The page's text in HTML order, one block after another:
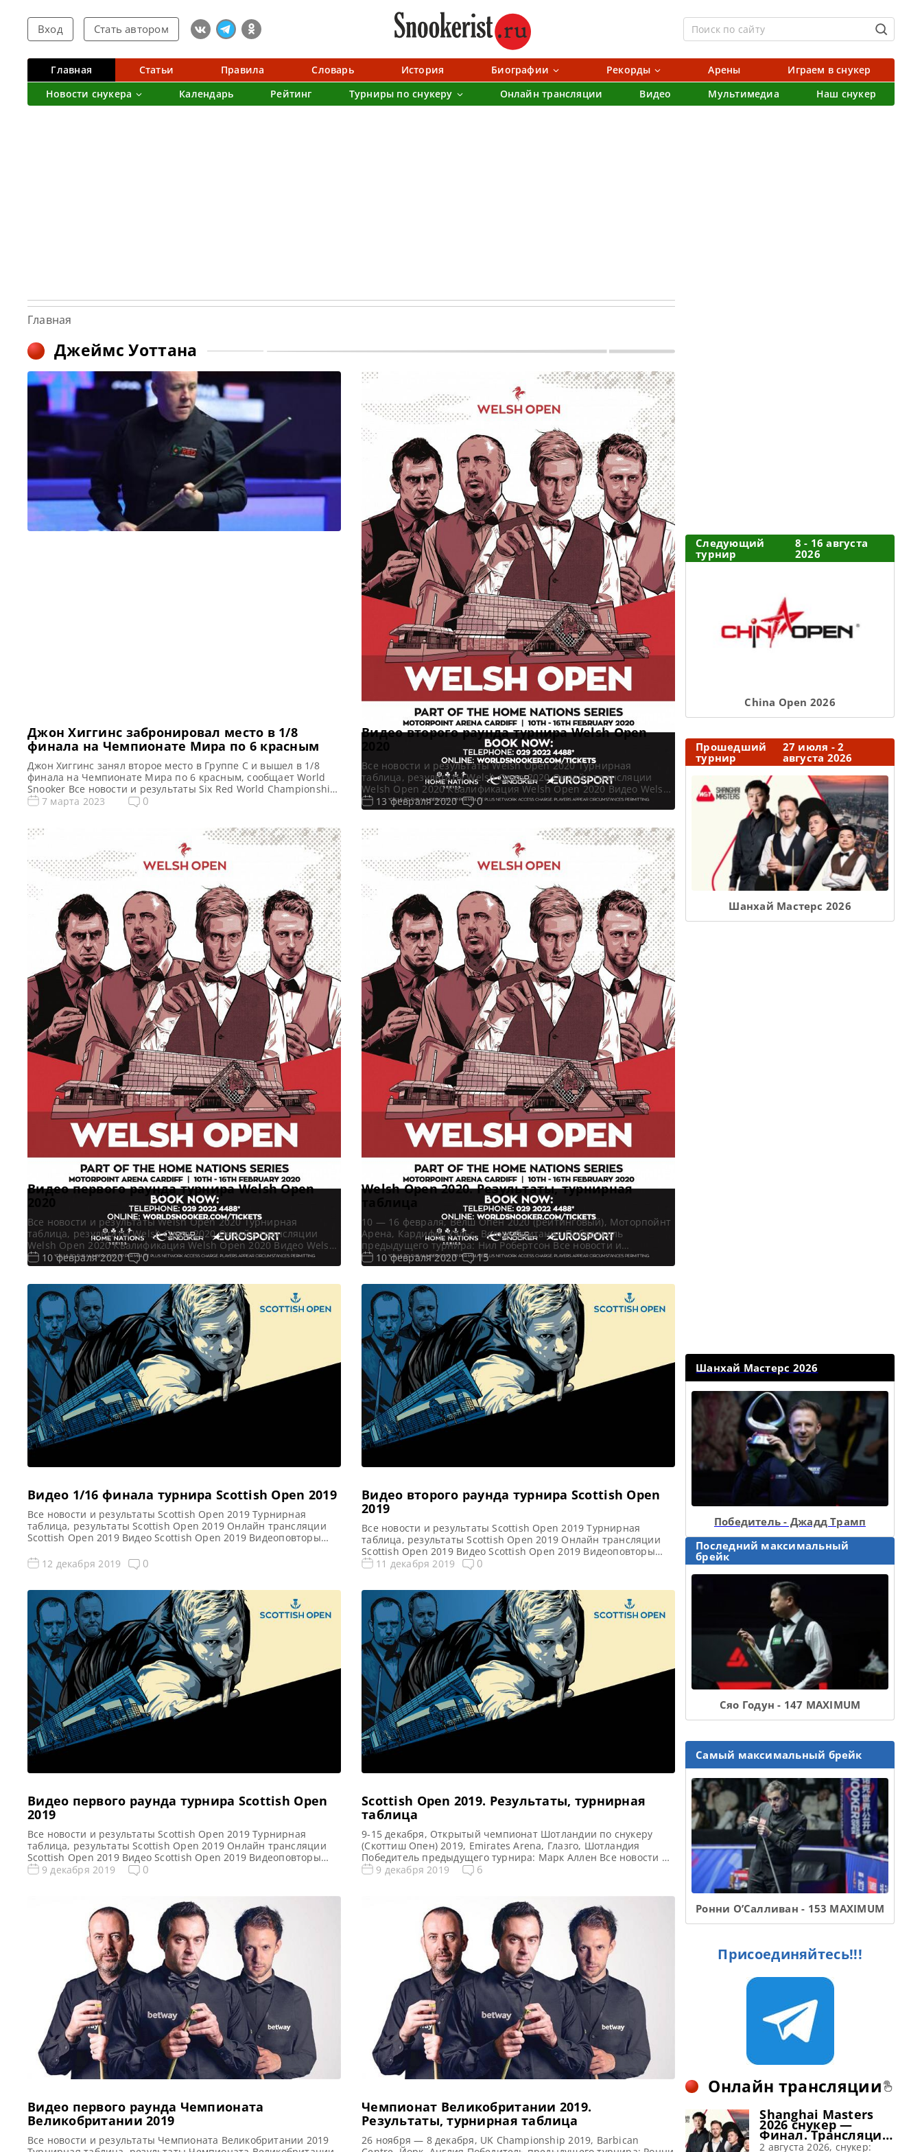
Вход Стать автором
Главная Статьи Правила Словарь История Биографии Рекорды Арены
Играем в снукер
Новости снукера
Календарь Рейтинг Турниры по снукеру Онлайн трансляции Видео Мультимедиа Наш снукер
Главная
Джеймс Уоттана
Джон Хиггинс забронировал место в 1/8
финала на Чемпионате Мира по 6 красным
Джон Хиггинс занял второе место в Группе С и вышел в 1/8
финала на Чемпионате Мира по 6 красным, сообщает World
Snooker Все новости и результаты Six Red World Championship
2023 Квалификация Six Red World Championship 2023 Six Red
Расписание трансляций […]
7 марта 2023 0
Видео второго раунда турнира Welsh Open
2020
Все новости и результаты Welsh Open 2020 Турнирная
таблица, результаты Welsh Open 2020 Онлайн трансляции
Welsh Open 2020 Квалификация Welsh Open 2020 Видео Welsh
Open 2020 Видеоповторы матчей турнира Велш Опен 2020
(рейтинговый). Второй раунд в записи. Если не смогли
Видео матча Джон Хиггинс — Кен […]
13 февраля 2020 0
Видео первого раунда турнира Welsh Open
2020
Все новости и результаты Welsh Open 2020 Турнирная
таблица, результаты Welsh Open 2020 Онлайн трансляции
Welsh Open 2020 Квалификация Welsh Open 2020 Видео Welsh
Open 2020 Видеоповторы матчей турнира Велш Опен 2020
(рейтинговый). Первый раунд в записи. Если не смогли
Видео матча Шон Мерфи — Даррен […]
10 февраля 2020 0
Welsh Open 2020. Результаты, турнирная
таблица
10 — 16 февраля, Велш Опен 2020 (рейтинговый), Моторпойнт
Арена, Кардифф, Уэльс, Великобритания Победитель
предыдущего турнира: Нил Робертсон Все новости и
результаты Welsh Open 2020 Онлайн трансляции Welsh Open
2020 Квалификация Welsh Open 2020 Видео Welsh Open 2020
финала 1/2 финала Финал 7 фреймов (до 4-х […]
10 февраля 2020 15
Видео 1/16 финала турнира Scottish Open 2019
Все новости и результаты Scottish Open 2019 Турнирная
таблица, результаты Scottish Open 2019 Онлайн трансляции
Scottish Open 2019 Видео Scottish Open 2019 Видеоповторы
Опен) 2019. 1/16 финала в записи. Если не смогли посмотреть
матч в прямом эфире, смотрите матчи в записи Видео матчей:
12 декабря 2019 0
Видео второго раунда турнира Scottish Open
2019
Все новости и результаты Scottish Open 2019 Турнирная
таблица, результаты Scottish Open 2019 Онлайн трансляции
Scottish Open 2019 Видео Scottish Open 2019 Видеоповторы
матчей Открытый чемпионат Шотландии по снукеру (Скоттиш
Видео матча Ронни О’Салливан — […]
11 декабря 2019 0
Видео первого раунда турнира Scottish Open
2019
Все новости и результаты Scottish Open 2019 Турнирная
таблица, результаты Scottish Open 2019 Онлайн трансляции
Scottish Open 2019 Видео Scottish Open 2019 Видеоповторы
матчей Открытый чемпионат Шотландии по снукеру (Скоттиш
Видео матчей: Видео матча Ронни О’Салливан — […]
9 декабря 2019 0
Scottish Open 2019. Результаты, турнирная
таблица
9-15 декабря, Открытый чемпионат Шотландии по снукеру
(Скоттиш Опен) 2019, Emirates Arena, Глазго, Шотландия
Победитель предыдущего турнира: Марк Аллен Все новости и
результаты Scottish Open 2019 Онлайн трансляции Scottish
(до 4-х побед) 7 фреймов (до 4-х […]
9 декабря 2019 6
Видео первого раунда Чемпионата
Великобритании 2019
Все новости и результаты Чемпионата Великобритании 2019
Чемпионат Великобритании 2019.
Результаты, турнирная таблица
26 ноября — 8 декабря, UK Championship 2019, Barbican
Следующий
турнир
8 - 16 августа
2026
Сhina Open 2026
Прошедший
турнир
27 июля - 2
августа 2026
Шанхай Мастерс 2026
Шанхай Мастерс 2026
Победитель - Джадд Трамп
Последний максимальный
брейк
Сяо Годун - 147 MAXIMUM
Самый максимальный брейк
Ронни О’Салливан - 153 MAXIMUM
Присоединяйтесь!!!
Онлайн трансляции
Shanghai Masters
2026 снукер —
Финал. Трансляции
расписание
2 августа 2026, снукер: